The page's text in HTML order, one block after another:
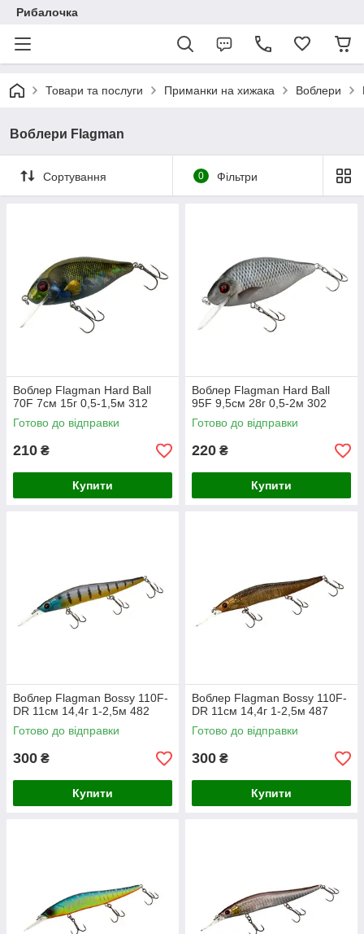
Рибалочка
Товари та послуги Приманки на хижака Воблери
Воблери Flagman
Сортування 0 Фільтри
Воблер Flagman Hard Ball
70F 7см 15г 0,5-1,5м 312
Готово до відправки
210 ₴
Купити
Воблер Flagman Hard Ball
95F 9,5см 28г 0,5-2м 302
Готово до відправки
220 ₴
Купити
Воблер Flagman Bossy 110F-
DR 11см 14,4г 1-2,5м 482
Готово до відправки
300 ₴
Купити
Воблер Flagman Bossy 110F-
DR 11см 14,4г 1-2,5м 487
Готово до відправки
300 ₴
Купити